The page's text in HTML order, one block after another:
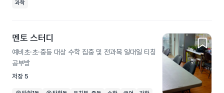
과학
멘토 스터디
예비초·초·중등 대상 수학 집중 및 전과목 일대일 티칭
공부방
저장 5